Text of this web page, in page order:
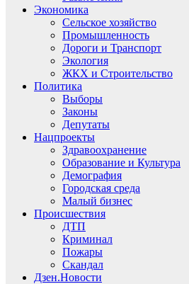
Экономика
Сельское хозяйство
Промышленность
Дороги и Транспорт
Экология
ЖКХ и Строительство
Политика
Выборы
Законы
Депутаты
Нацпроекты
Здравоохранение
Образование и Культура
Демография
Городская среда
Малый бизнес
Происшествия
ДТП
Криминал
Пожары
Скандал
Дзен.Новости